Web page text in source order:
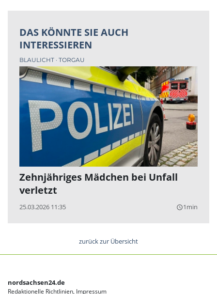
DAS KÖNNTE SIE AUCH
INTERESSIEREN
BLAULICHT TORGAU
Zehnjähriges Mädchen bei Unfall
verletzt
25.03.2026 11:35 query_builder1min
zurück zur Übersicht
nordsachsen24.de
Redaktionelle Richtlinien Impressum